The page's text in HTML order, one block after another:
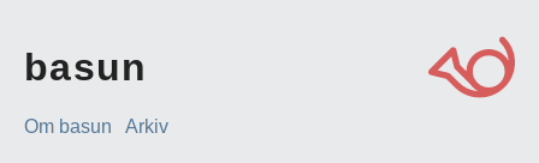
basun
Om basun Arkiv